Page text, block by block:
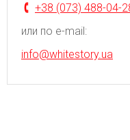
+38 (073) 488-04-
или по e-mail:
info@whitestory.ua